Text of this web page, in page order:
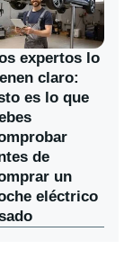
expertos lo
claro:
es lo que
de
un
eléctrico